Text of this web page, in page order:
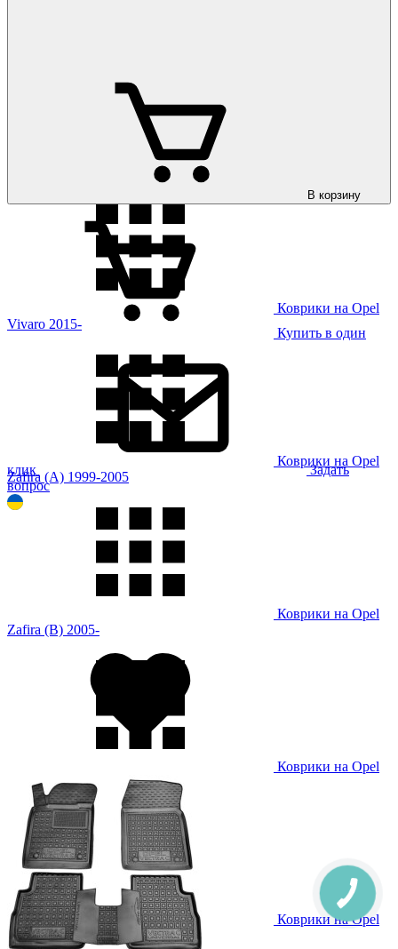
Коврики на Opel
Vivaro 2015-
Коврики на Opel
Zafira (A) 1999-2005
Коврики на Opel
Zafira (B) 2005-
Коврики на Opel
Zafira (C) Tourer 2012-
Коврики на Opel
Zafira Life 2019-
В корзину
Купить в один
клик
Задать
вопрос